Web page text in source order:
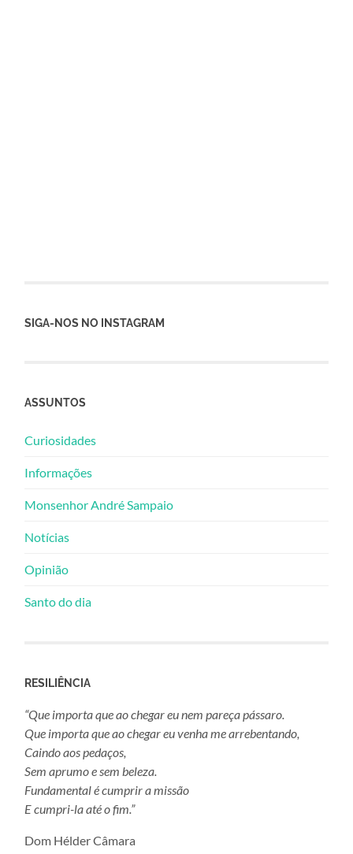
SIGA-NOS NO INSTAGRAM
ASSUNTOS
Curiosidades
Informações
Monsenhor André Sampaio
Notícias
Opinião
Santo do dia
RESILIÊNCIA
“Que importa que ao chegar eu nem pareça pássaro.
Que importa que ao chegar eu venha me arrebentando,
Caindo aos pedaços,
Sem aprumo e sem beleza.
Fundamental é cumprir a missão
E cumpri-la até o fim.”
Dom Hélder Câmara